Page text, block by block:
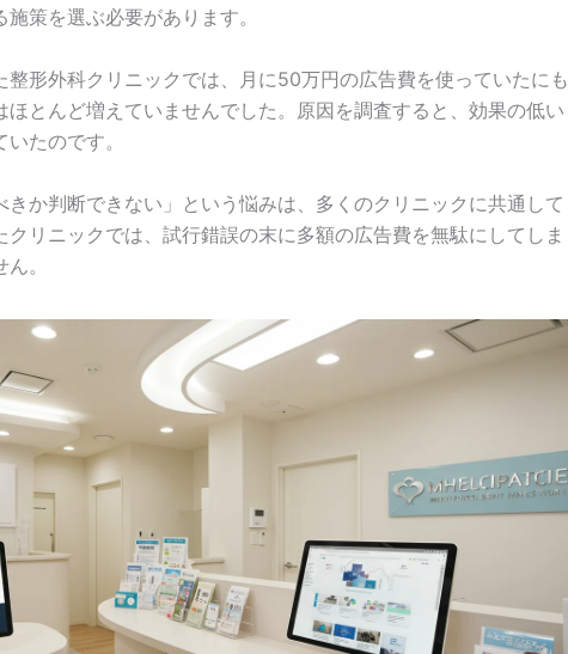
策を選ぶ必要があります。
整形外科クリニックでは、月に50万円の広告費を使っていたにも
ほとんど増えていませんでした。原因を調査すると、効果の低い
たのです。
きか判断できない」という悩みは、多くのクリニックに共通して
リニックでは、試行錯誤の末に多額の広告費を無駄にしてしま
。